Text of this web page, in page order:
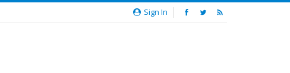
Sign In